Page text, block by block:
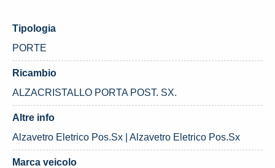
Tipologia
PORTE
Ricambio
ALZACRISTALLO PORTA POST. SX.
Altre info
Alzavetro Eletrico Pos.Sx | Alzavetro Eletrico Pos.Sx
Marca veicolo